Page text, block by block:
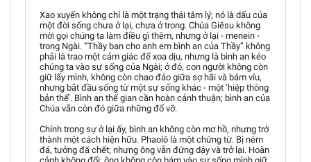
Xao xuyến không chỉ là một trạng thái tâm lý; nó là dấu của
một đời sống chưa ở lại, chưa ở trong. Chúa Giêsu không
mời gọi chúng ta làm điều gì thêm, nhưng ở lại - menein -
trong Ngài. “Thầy ban cho anh em bình an của Thầy” không
phải là trao một cảm giác để xoa dịu, nhưng là bình an kéo
chúng ta vào sự sống của Ngài; ở đó, con người không còn
giữ lấy mình, không còn chao đảo giữa sợ hãi và bám víu,
nhưng bắt đầu sống từ một sự sống khác - một ‘hiệp thông
bản thể’. Bình an thế gian cần hoàn cảnh thuận; bình an của
Chúa vẫn còn đó giữa những đổ vỡ.
Chính trong sự ở lại ấy, bình an không còn mơ hồ, nhưng trở
thành một cách hiện hữu. Phaolô là một chứng từ. Bị ném
đá, tưởng đã chết; nhưng ông vẫn đứng dậy và trở lại. Hoàn